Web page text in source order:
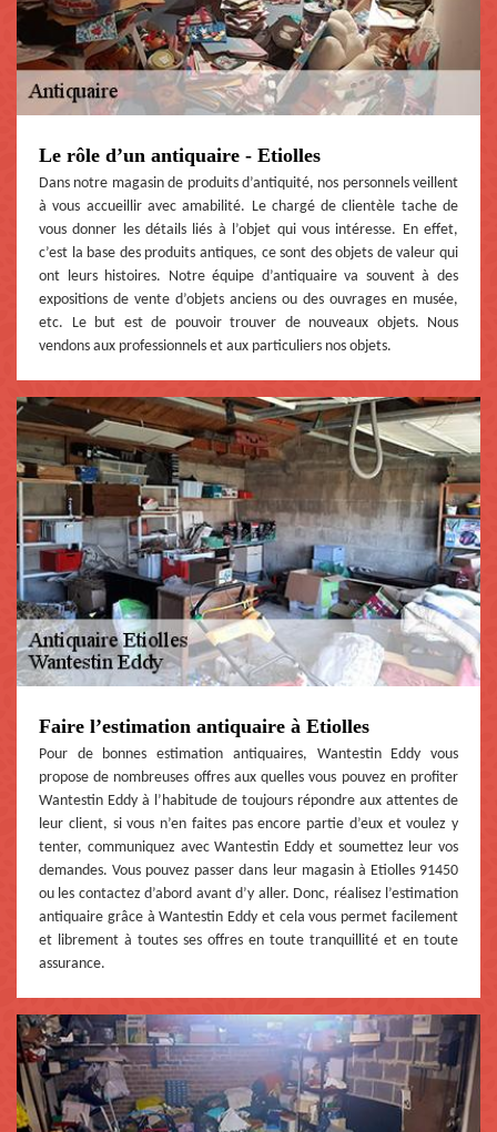
Le rôle d’un antiquaire - Etiolles
Dans notre magasin de produits d’antiquité, nos personnels veillent
à vous accueillir avec amabilité. Le chargé de clientèle tache de
vous donner les détails liés à l’objet qui vous intéresse. En effet,
c’est la base des produits antiques, ce sont des objets de valeur qui
ont leurs histoires. Notre équipe d’antiquaire va souvent à des
expositions de vente d’objets anciens ou des ouvrages en musée,
etc. Le but est de pouvoir trouver de nouveaux objets. Nous
vendons aux professionnels et aux particuliers nos objets.
Faire l’estimation antiquaire à Etiolles
Pour de bonnes estimation antiquaires, Wantestin Eddy vous
propose de nombreuses offres aux quelles vous pouvez en profiter
Wantestin Eddy à l’habitude de toujours répondre aux attentes de
leur client, si vous n’en faites pas encore partie d’eux et voulez y
tenter, communiquez avec Wantestin Eddy et soumettez leur vos
demandes. Vous pouvez passer dans leur magasin à Etiolles 91450
ou les contactez d’abord avant d’y aller. Donc, réalisez l’estimation
antiquaire grâce à Wantestin Eddy et cela vous permet facilement
et librement à toutes ses offres en toute tranquillité et en toute
assurance.